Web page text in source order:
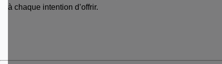
à chaque intention d’offrir.